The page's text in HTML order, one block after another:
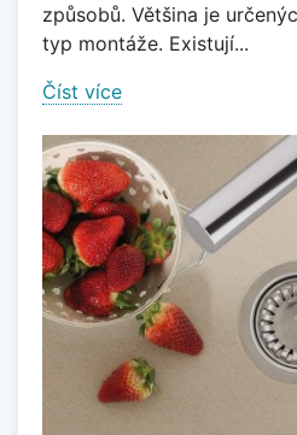
způsobů. Většina je
typ montáže. Existují...
Číst více